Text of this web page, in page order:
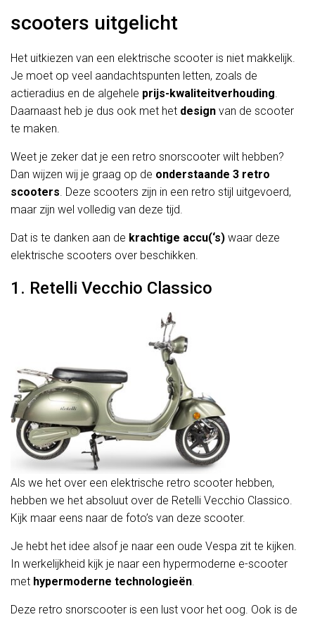
scooters uitgelicht
Het uitkiezen van een elektrische scooter is niet makkelijk.
Je moet op veel aandachtspunten letten, zoals de
actieradius en de algehele prijs-kwaliteitverhouding.
Daarnaast heb je dus ook met het design van de scooter
te maken.
Weet je zeker dat je een retro snorscooter wilt hebben?
Dan wijzen wij je graag op de onderstaande 3 retro
scooters. Deze scooters zijn in een retro stijl uitgevoerd,
maar zijn wel volledig van deze tijd.
Dat is te danken aan de krachtige accu(‘s) waar deze
elektrische scooters over beschikken.
1. Retelli Vecchio Classico
Als we het over een elektrische retro scooter hebben,
hebben we het absoluut over de Retelli Vecchio Classico.
Kijk maar eens naar de foto’s van deze scooter.
Je hebt het idee alsof je naar een oude Vespa zit te kijken.
In werkelijkheid kijk je naar een hypermoderne e-scooter
met hypermoderne technologieën.
Deze retro snorscooter is een lust voor het oog. Ook is de